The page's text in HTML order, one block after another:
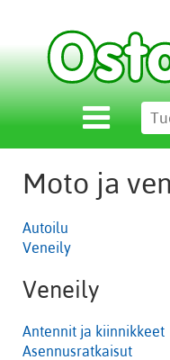
Moto ja
Autoilu
Veneily
Veneily
Antennit ja kiinnikkeet
Asennusratkaisut